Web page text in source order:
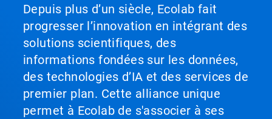
Depuis plus d’un siècle, Ecolab fait
progresser l’innovation en intégrant des
solutions scientifiques, des
informations fondées sur les données,
des technologies d’IA et des services de
premier plan. Cette alliance unique
permet à Ecolab de s'associer à ses